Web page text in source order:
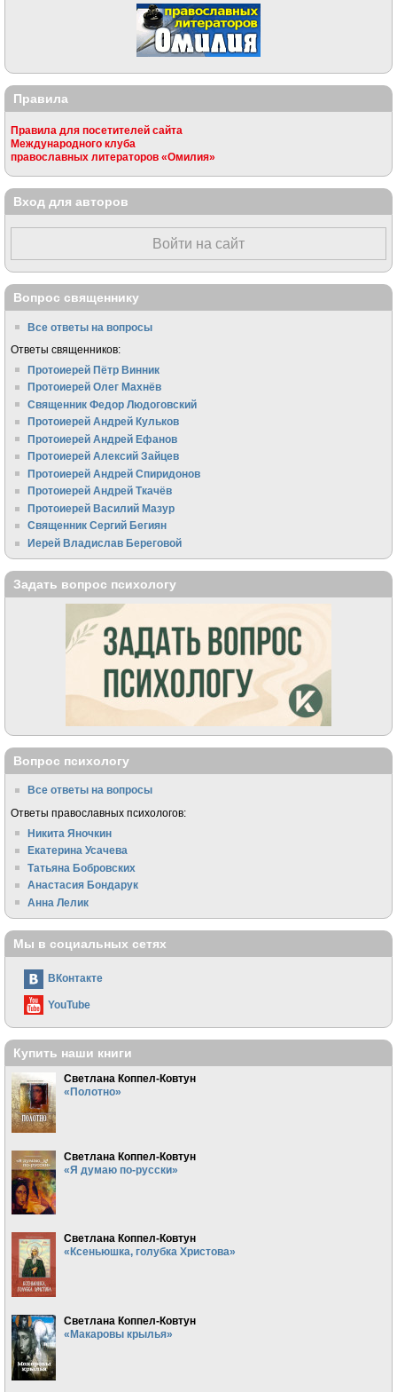
Правила
Правила для посетителей сайта
Международного клуба
православных литераторов «Омилия»
Вход для авторов
Войти на сайт
Вопрос священнику
Все ответы на вопросы
Ответы священников:
Протоиерей Пётр Винник
Протоиерей Олег Махнёв
Священник Федор Людоговский
Протоиерей Андрей Кульков
Протоиерей Андрей Ефанов
Протоиерей Алексий Зайцев
Протоиерей Андрей Спиридонов
Протоиерей Андрей Ткачёв
Протоиерей Василий Мазур
Священник Сергий Бегиян
Иерей Владислав Береговой
Задать вопрос психологу
Вопрос психологу
Все ответы на вопросы
Ответы православных психологов:
Никита Яночкин
Екатерина Усачева
Татьяна Бобровских
Анастасия Бондарук
Анна Лелик
Мы в социальных сетях
ВКонтакте
YouTube
Купить наши книги
Светлана Коппел-Ковтун
«Полотно»
Светлана Коппел-Ковтун
«Я думаю по-русски»
Светлана Коппел-Ковтун
«Ксеньюшка, голубка Христова»
Светлана Коппел-Ковтун
«Макаровы крылья»